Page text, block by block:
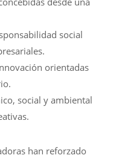
social
orientadas
social y ambiental
han reforzado